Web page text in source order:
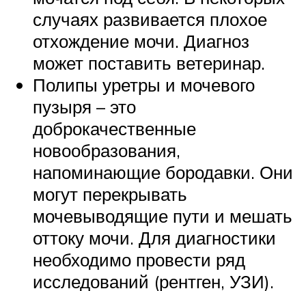
случаях развивается плохое
отхождение мочи. Диагноз
может поставить ветеринар.
Полипы уретры и мочевого
пузыря – это
доброкачественные
новообразования,
напоминающие бородавки. Они
могут перекрывать
мочевыводящие пути и мешать
оттоку мочи. Для диагностики
необходимо провести ряд
исследований (рентген, УЗИ).